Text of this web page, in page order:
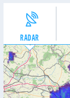
RADAR